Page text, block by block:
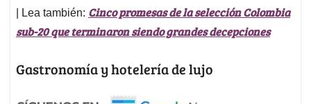
| Lea también: Cinco promesas de la selección Colombia
sub-20 que terminaron siendo grandes decepciones
Gastronomía y hotelería de lujo